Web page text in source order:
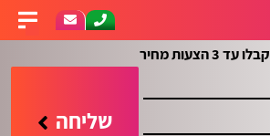
קבלו עד 3 הצעות מחיר
שליחה